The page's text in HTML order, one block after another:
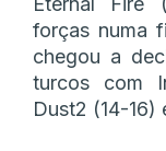
forças numa
chegou a
turcos com
Dust2 (14-16)